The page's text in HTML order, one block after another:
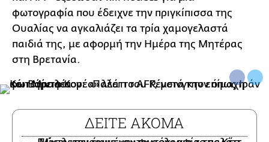
φωτογραφία που έδειχνε την πριγκίπισσα της
Ουαλίας να αγκαλιάζει τα τρία χαμογελαστά
παιδιά της, με αφορμή την Ημέρα της Μητέρας
στη Βρετανία.
ΔΕΙΤΕ ΑΚΟΜΑ